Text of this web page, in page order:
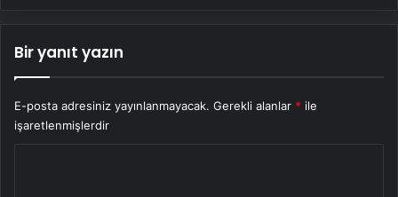
Bir yanıt yazın
E-posta adresiniz yayınlanmayacak. Gerekli alanlar * ile
işaretlenmişlerdir